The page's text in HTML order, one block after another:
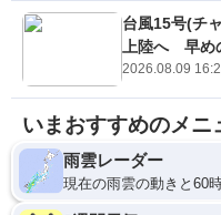
台風15号(チ
上陸へ 早め
2026.08.09
いまおすすめのメニ
雨雲レーダー
現在の雨雲の動きと60